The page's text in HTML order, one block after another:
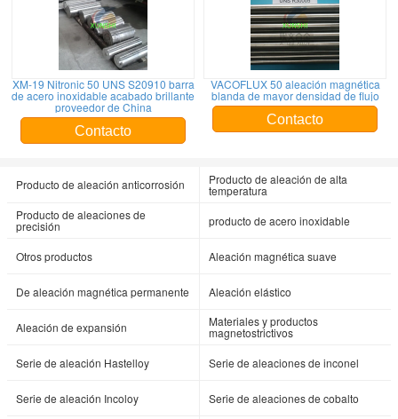
XM-19 Nitronic 50 UNS S20910 barra
de acero inoxidable acabado brillante
proveedor de China
Contacto
VACOFLUX 50 aleación magnética
blanda de mayor densidad de flujo
Contacto
Producto de aleación anticorrosión Producto de aleación de alta
temperatura
Producto de aleaciones de
precisión producto de acero inoxidable
Otros productos Aleación magnética suave
De aleación magnética permanente Aleación elástico
Aleación de expansión Materiales y productos
magnetostrictivos
Serie de aleación Hastelloy
Serie de aleaciones de inconel
Serie de aleación Incoloy Serie de aleaciones de cobalto